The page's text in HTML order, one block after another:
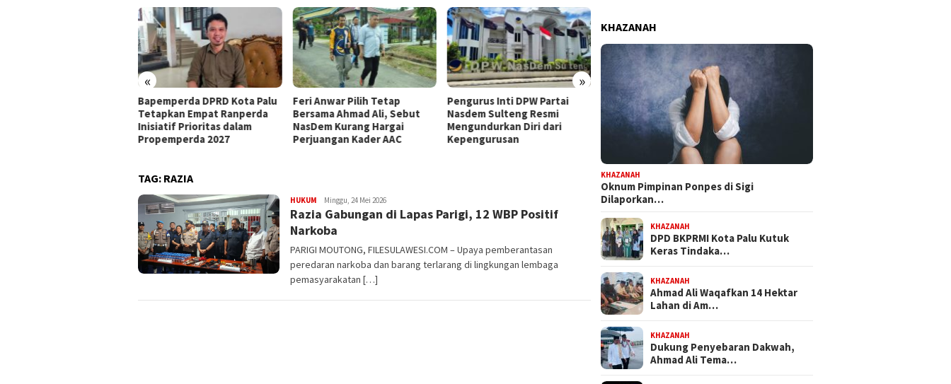
« »
Bapemperda DPRD Kota Palu
Tetapkan Empat Ranperda
Inisiatif Prioritas dalam
Propemperda 2027
Feri Anwar Pilih Tetap
Bersama Ahmad Ali, Sebut
NasDem Kurang Hargai
Perjuangan Kader AAC
Pengurus Inti DPW Partai
Nasdem Sulteng Resmi
Mengundurkan Diri dari
Kepengurusan
Komisi III DPRD Sulteng
Turun ke PT CPM, Isu
Pencemaran hingga
Kontribusi PAD Jadi Sorotan
Dapat Mandat PKB, H Nanang
TAG: RAZIA
HUKUM FILESULAWESI
Minggu, 24 Mei 2026
Razia Gabungan di Lapas Parigi, 12 WBP Positif
Narkoba
PARIGI MOUTONG, FILESULAWESI.COM – Upaya pemberantasan
peredaran narkoba dan barang terlarang di lingkungan lembaga
pemasyarakatan […]
KHAZANAH
KHAZANAH
Oknum Pimpinan Ponpes di Sigi
Dilaporkan…
KHAZANAH
DPD BKPRMI Kota Palu Kutuk
Keras Tindaka…
KHAZANAH
Ahmad Ali Waqafkan 14 Hektar
Lahan di Am…
KHAZANAH
Dukung Penyebaran Dakwah,
Ahmad Ali Tema…